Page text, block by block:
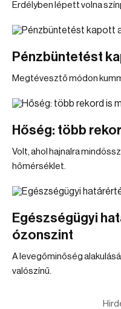
Erdélyben lépett volna
Pénzbüntetést
Megtévesztő módon
Hőség: több
Volt, ahol hajnalra
hőmérséklet.
Egészségügyi
ózonszint
A levegőminőség
valószínű.